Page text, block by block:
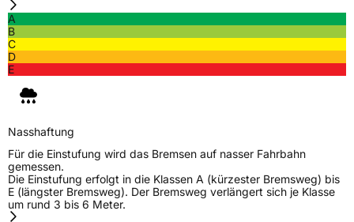
A
B
C
D
E
Nasshaftung
Für die Einstufung wird das Bremsen auf nasser Fahrbahn
gemessen.
Die Einstufung erfolgt in die Klassen A (kürzester Bremsweg) bis
E (längster Bremsweg). Der Bremsweg verlängert sich je Klasse
um rund 3 bis 6 Meter.